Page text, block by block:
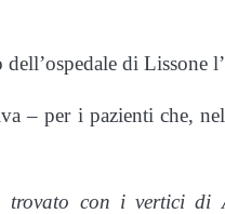
di Lissone
– per i pazienti che,
trovato con i vertici di